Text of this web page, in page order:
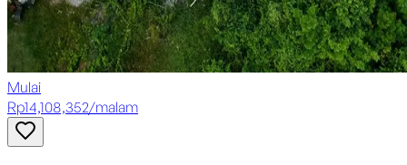
Mulai
Rp14,108,352/malam